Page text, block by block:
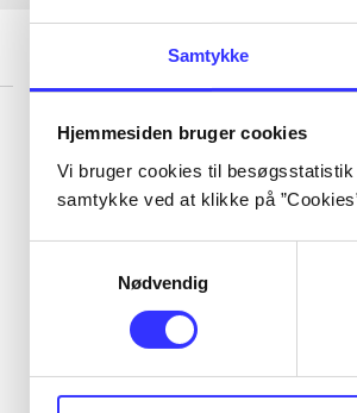
Samtykke
Hjemmesiden bruger cookies
Vi bruger cookies til
samtykke ved at klikke på
Nødvendig
...